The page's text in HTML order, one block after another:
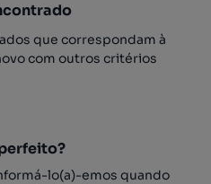
que correspondam à
com outros critérios
lo(a)-emos quando